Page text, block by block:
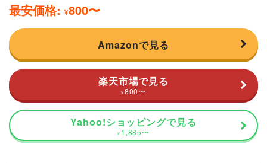
最安価格: ¥800〜
Amazonで見る
楽天市場で見る
¥ 800〜
Yahoo!ショッピングで見る
¥ 1,885〜